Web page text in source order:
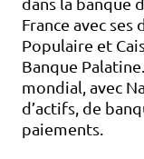
France avec ses
Populaire et
Banque
mondial, avec
d’actifs, de
paiements.